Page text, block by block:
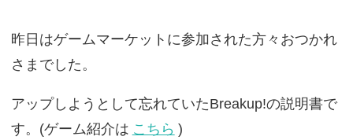
昨日はゲームマーケットに参加された方々おつかれ
さまでした。
アップしようとして忘れていたBreakup!の説明書で
す。(ゲーム紹介は こちら )